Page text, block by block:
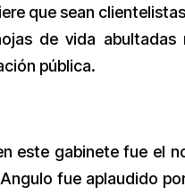
que sean
de vida
pública.
este gabinete fue el
fue aplaudido